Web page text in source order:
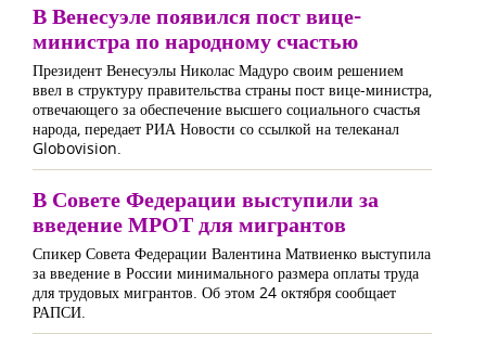
В Венесуэле появился пост вице-
министра по народному счастью
Президент Венесуэлы Николас Мадуро своим решением
ввел в структуру правительства страны пост вице-министра,
отвечающего за обеспечение высшего социального счастья
народа, передает РИА Новости со ссылкой на телеканал
Globovision.
В Совете Федерации выступили за
введение МРОТ для мигрантов
Спикер Совета Федерации Валентина Матвиенко выступила
за введение в России минимального размера оплаты труда
для трудовых мигрантов. Об этом 24 октября сообщает
РАПСИ.